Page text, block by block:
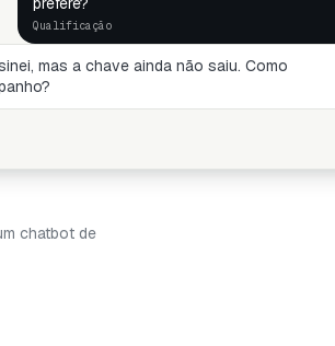
Qualificação
mas a chave ainda não saiu. Como
chatbot de